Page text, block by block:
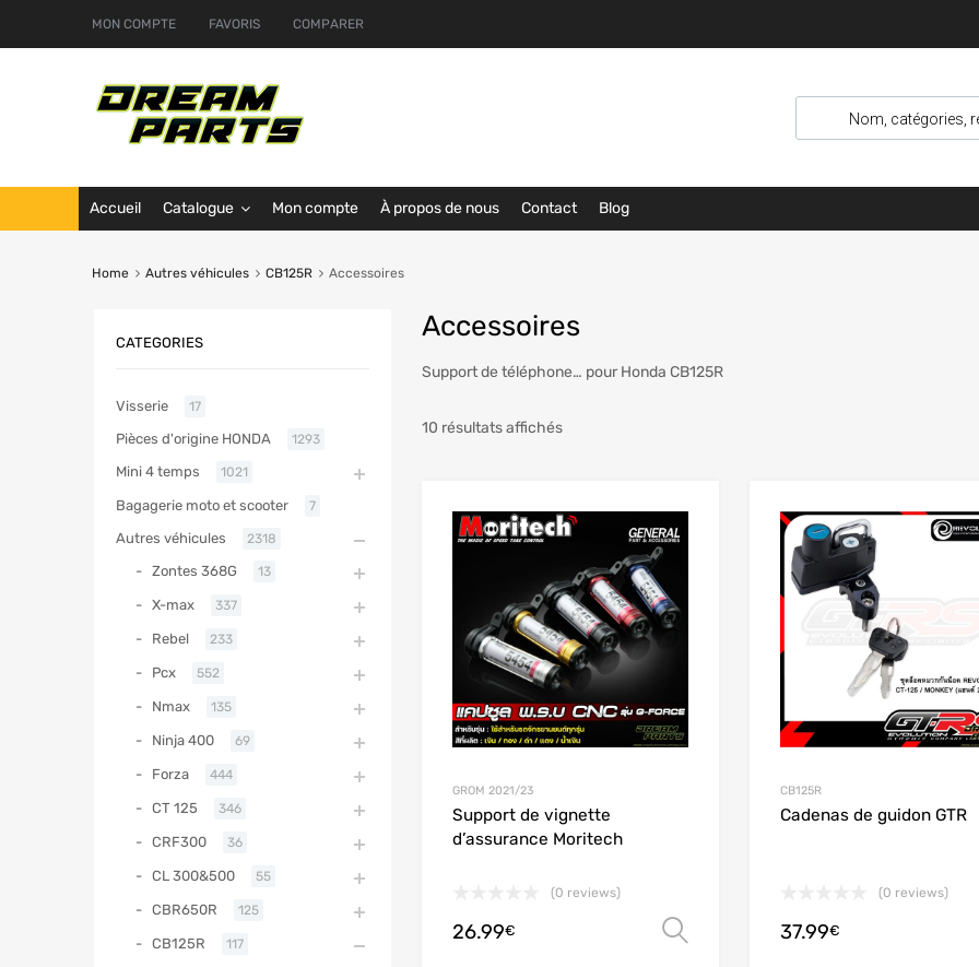
MON COMPTE FAVORIS COMPARER
Accueil Catalogue Mon compte À propos de nous Contact Blog
Home Autres véhicules CB125R Accessoires
Accessoires
Support de téléphone… pour Honda CB125R
10 résultats affichés
Add to Wishlist
GROM 2021/23
Support de vignette
d’assurance Moritech
(0 reviews)
26.99€ Choix des options
CB125R
Cadenas de guidon GTR
(0 reviews)
37.99€
CATEGORIES
Visserie 17
Pièces d'origine HONDA 1293
Mini 4 temps 1021
Bagagerie moto et scooter 7
Autres véhicules 2318
Zontes 368G 13
X-max 337
Rebel 233
Pcx 552
Nmax 135
Ninja 400 69
Forza 444
CT 125 346
CRF300 36
CL 300&500 55
CBR650R 125
CB125R 117